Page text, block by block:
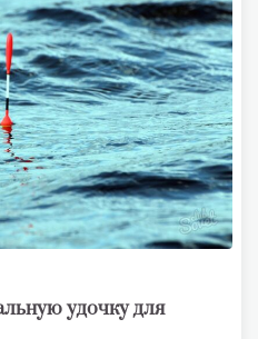
удочку для